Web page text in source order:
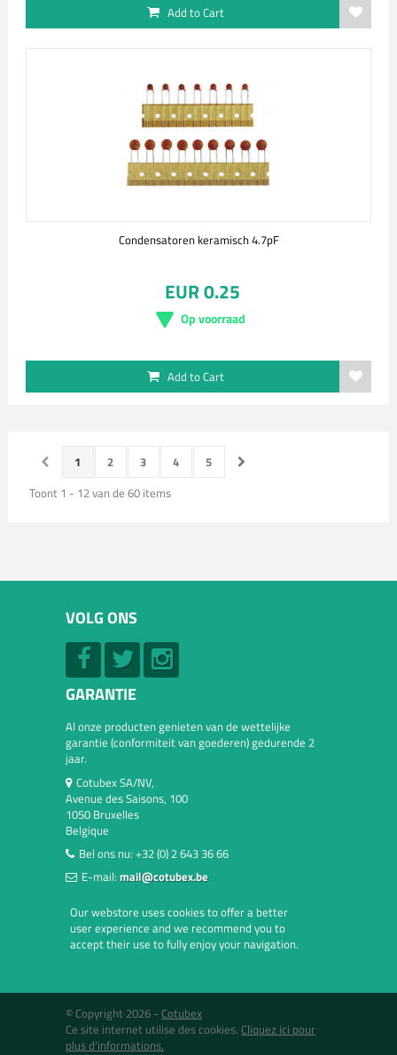
Add to Cart
Condensatoren keramisch 4.7pF
EUR 0.25
Op voorraad
Add to Cart
1 2 3 4
5
Toont 1 - 12 van de 60 items
VOLG ONS
GARANTIE
Al onze producten genieten van de wettelijke
garantie (conformiteit van goederen) gedurende 2
jaar.
Cotubex SA/NV,
Avenue des Saisons, 100
1050 Bruxelles
Belgique
Bel ons nu: +32 (0) 2 643 36 66
E-mail: mail@cotubex.be
Our webstore uses cookies to offer a better
user experience and we recommend you to
accept their use to fully enjoy your navigation.
© Copyright 2026 - Cotubex
Ce site internet utilise des cookies. Cliquez ici pour
plus d'informations.